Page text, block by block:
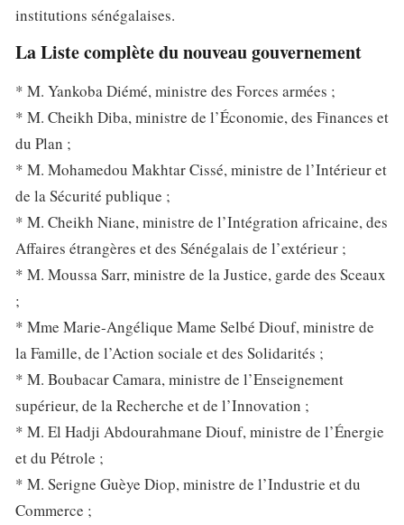
institutions sénégalaises.
La Liste complète du nouveau gouvernement
* M. Yankoba Diémé, ministre des Forces armées ;
* M. Cheikh Diba, ministre de l’Économie, des Finances et
du Plan ;
* M. Mohamedou Makhtar Cissé, ministre de l’Intérieur et
de la Sécurité publique ;
* M. Cheikh Niane, ministre de l’Intégration africaine, des
Affaires étrangères et des Sénégalais de l’extérieur ;
* M. Moussa Sarr, ministre de la Justice, garde des Sceaux
;
* Mme Marie-Angélique Mame Selbé Diouf, ministre de
la Famille, de l’Action sociale et des Solidarités ;
* M. Boubacar Camara, ministre de l’Enseignement
supérieur, de la Recherche et de l’Innovation ;
* M. El Hadji Abdourahmane Diouf, ministre de l’Énergie
et du Pétrole ;
* M. Serigne Guèye Diop, ministre de l’Industrie et du
Commerce ;